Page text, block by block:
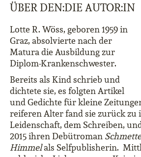
ÜBER DEN:DIE AUTOR:IN
Lotte R. Wöss, geboren 1959 in
Graz, absolvierte nach der
Matura die Ausbildung zur
Diplom-Krankenschwester.
Bereits als Kind schrieb und
dichtete sie, es folgten Artikel
und Gedichte für kleine
reiferen Alter fand sie zurück zu
Leidenschaft, dem Schreiben,
2015 ihren Debütroman
Himmelals Selfpublisherin.